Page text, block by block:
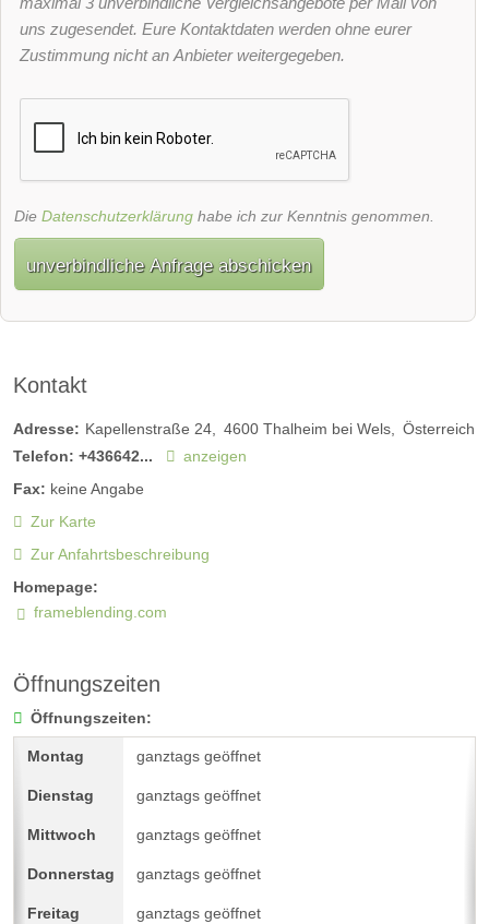
uns zugesendet. Eure Kontaktdaten werden ohne eurer
Zustimmung nicht an Anbieter weitergegeben.
Die Datenschutzerklärung habe ich zur Kenntnis genommen.
unverbindliche Anfrage abschicken
Kontakt
Adresse: Kapellenstraße 24 4600 Thalheim bei Wels
Österreich
Telefon: +436642...
anzeigen
Fax: keine Angabe
Zur Karte
Zur Anfahrtsbeschreibung
Homepage:
frameblending.com
Öffnungszeiten
Öffnungszeiten:
ganztags geöffnet
ganztags geöffnet
ganztags geöffnet
ganztags geöffnet
ganztags geöffnet